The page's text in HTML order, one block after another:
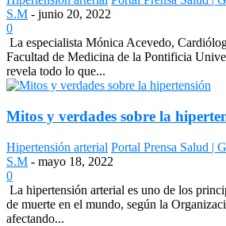
S.M - junio 20, 2022
0
La especialista Mónica Acevedo,
Facultad de Medicina de la Pontificia
revela todo lo que...
Mitos y verdades sobre la
Hipertensión arterial Portal Prensa Salud |
S.M - mayo 18, 2022
0
La hipertensión arterial es uno de los
de muerte en el mundo, según la
afectando...